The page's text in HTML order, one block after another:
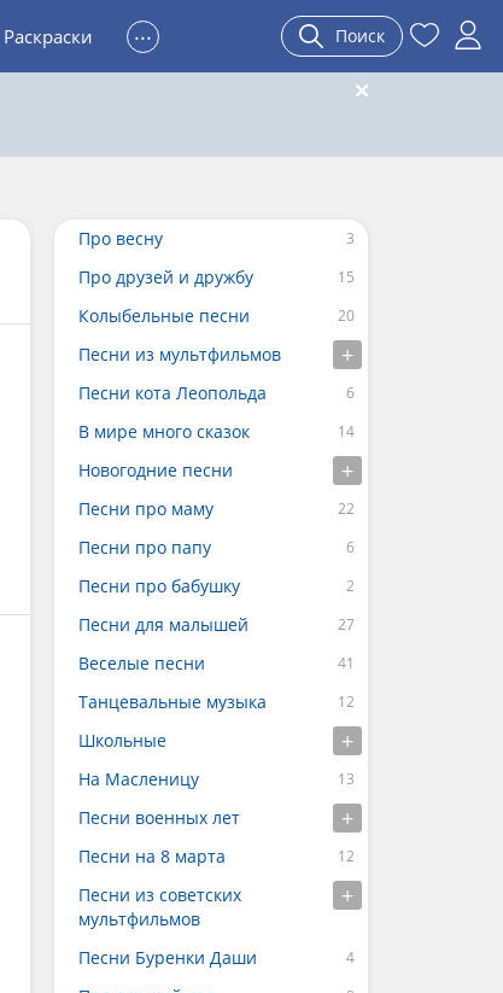
Раскраски ... Поиск
Про весну
Про друзей и дружбу
Колыбельные песни
Песни из мультфильмов
Песни кота Леопольда
В мире много сказок
Новогодние песни
Песни про маму
Песни про папу
Песни про бабушку
Песни для малышей
Веселые песни
Танцевальные музыка
Школьные
На Масленицу
Песни военных лет
Песни на 8 марта
Песни из советских
мультфильмов
Песни Буренки Даши